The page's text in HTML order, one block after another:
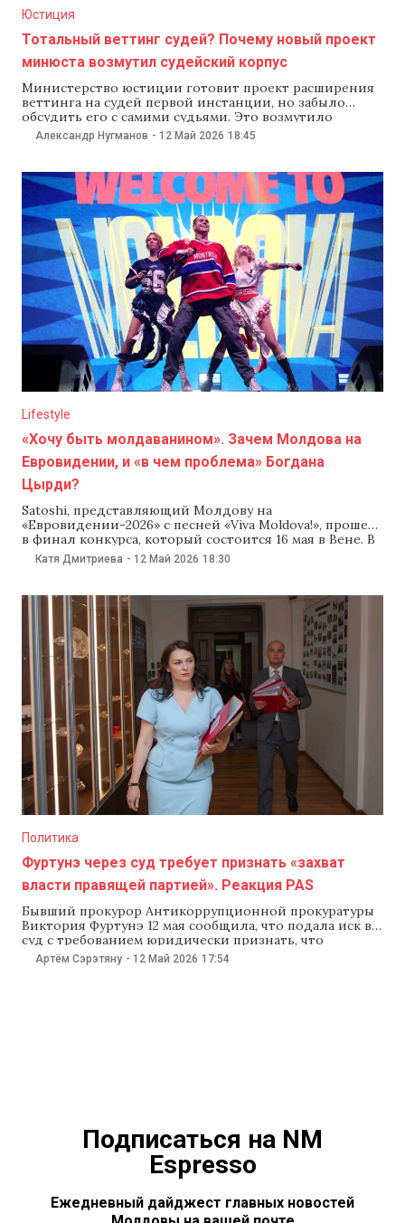
Юстиция
Тотальный веттинг судей? Почему новый проект
минюста возмутил судейский корпус
Министерство юстиции готовит проект расширения
веттинга на судей первой инстанции, но забыло
обсудить его с самими судьями. Это возмутило
Высший совет магистратуры — орган самоуправления
судей. NM вместе с юристами разбирался, почему
перекладывание ответственности, затянуть сроки
веттинга и ударить по самым перспективным кадрам
судебной системы.
Александр Нугманов - 12 Май 2026 18:45
Lifestyle
«Хочу быть молдаванином». Зачем Молдова на
Евровидении, и «в чем проблема» Богдана
Цырди?
Satoshi, представляющий Молдову на
«Евровидении-2026» с песней «Viva Moldova!», прошел
в финал конкурса, который состоится 16 мая в Вене. В
новой колонке для NewsMaker главная
«евровидящая» Молдовы Катя Дмитриева
образ Молдовы за рубежом, как музыка заставляет
иностранцев «почувствовать себя молдаванами», а
некоторых даже
Катя Дмитриева - 12 Май 2026 18:30
Политика
Фуртунэ через суд требует признать «захват
власти правящей партией». Реакция PAS
Бывший прокурор Антикоррупционной прокуратуры
Виктория Фуртунэ 12 мая сообщила, что подала иск в
суд с требованием юридически признать, что
правящая партия PAS якобы «захватила все три ветви
власти в государстве». В PAS отвергли обвинения,
Артём Сэрэтяну - 12 Май 2026 17:54
Подписаться на NM
Espresso
Ежедневный дайджест главных новостей